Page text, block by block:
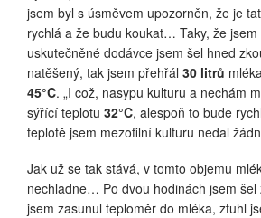
jsem byl s úsměvem upozorněn, že je
rychlá a že budu koukat… Taky, že jsem
uskutečněné dodávce jsem šel hned
natěšený, tak jsem přehřál 30 litrů
45°C. „I což, nasypu kulturu a nechám
sýřící teplotu 32°C, alespoň to bude
teplotě jsem mezofilní kulturu nedal
Jak už se tak stává, v tomto objemu
nechladne… Po dvou hodinách jsem šel
jsem zasunul teploměr do mléka, ztuhl